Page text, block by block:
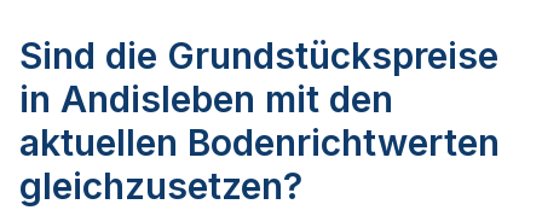
Sind die Grundstückspreise
in Andisleben mit den
aktuellen Bodenrichtwerten
gleichzusetzen?